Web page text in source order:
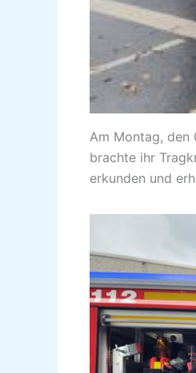
Am Montag, den
brachte ihr
erkunden und